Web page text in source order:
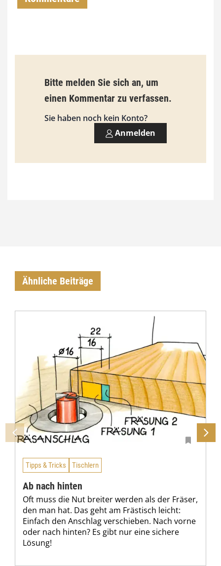
9
3
0
0
Bitte melden Sie sich an, um
einen Kommentar zu verfassen.
Sie haben noch kein Konto?
Anmelden
Ähnliche Beiträge
Tipps & Tricks Tischlern
Ab nach hinten
Oft muss die Nut breiter werden als der Fräser,
den man hat. Das geht am Frästisch leicht:
Einfach den Anschlag verschieben. Nach vorne
oder nach hinten? Es gibt nur eine sichere
Lösung!